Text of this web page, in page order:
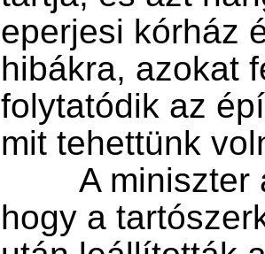
eperjesi kórház
hibákra, azokat
folytatódik az
mit tehettünk
hogy a